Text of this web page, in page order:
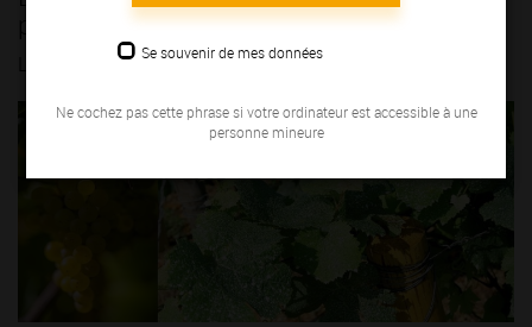
Se souvenir de mes données
Ne cochez pas cette phrase si votre ordinateur est accessible à une
personne mineure
pour préserver le patrimoine viticole
LE 06/10/2025